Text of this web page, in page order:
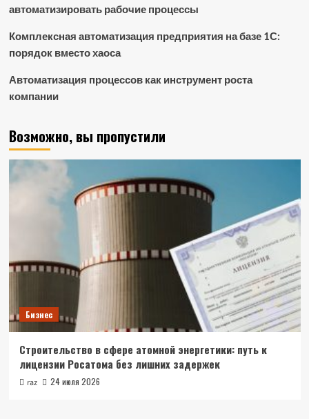
автоматизировать рабочие процессы
Комплексная автоматизация предприятия на базе 1С:
порядок вместо хаоса
Автоматизация процессов как инструмент роста
компании
Возможно, вы пропустили
Бизнес
Строительство в сфере атомной энергетики: путь к
лицензии Росатома без лишних задержек
raz 24 июля 2026